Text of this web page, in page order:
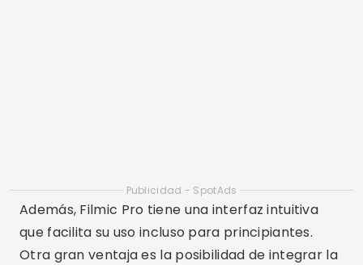
Publicidad - SpotAds
Además, Filmic Pro tiene una interfaz intuitiva
que facilita su uso incluso para principiantes.
Otra gran ventaja es la posibilidad de integrar la